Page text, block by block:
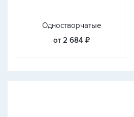
Одностворчатые
от 2 684 ₽